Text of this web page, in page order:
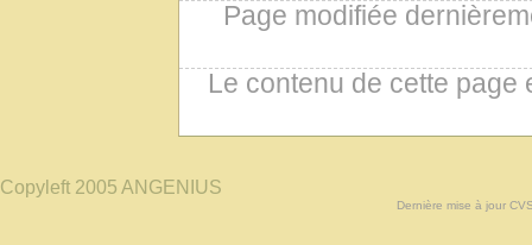
Page modifiée
Le contenu de cette
Copyleft 2005 ANGENIUS
Dernière mise à jour